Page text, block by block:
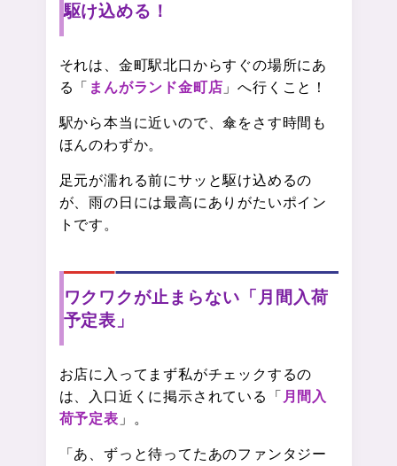
駆け込める！
それは、金町駅北口からすぐの場所にあ
る「 まんがランド金町店 」へ行くこと！
駅から本当に近いので、傘をさす時間も
ほんのわずか。
足元が濡れる前にサッと駆け込めるの
が、雨の日には最高にありがたいポイン
トです。
ワクワクが止まらない「月間入荷
予定表」
お店に入ってまず私がチェックするの
は、入口近くに掲示されている「 月間入
荷予定表 」。
「あ、ずっと待ってたあのファンタジー